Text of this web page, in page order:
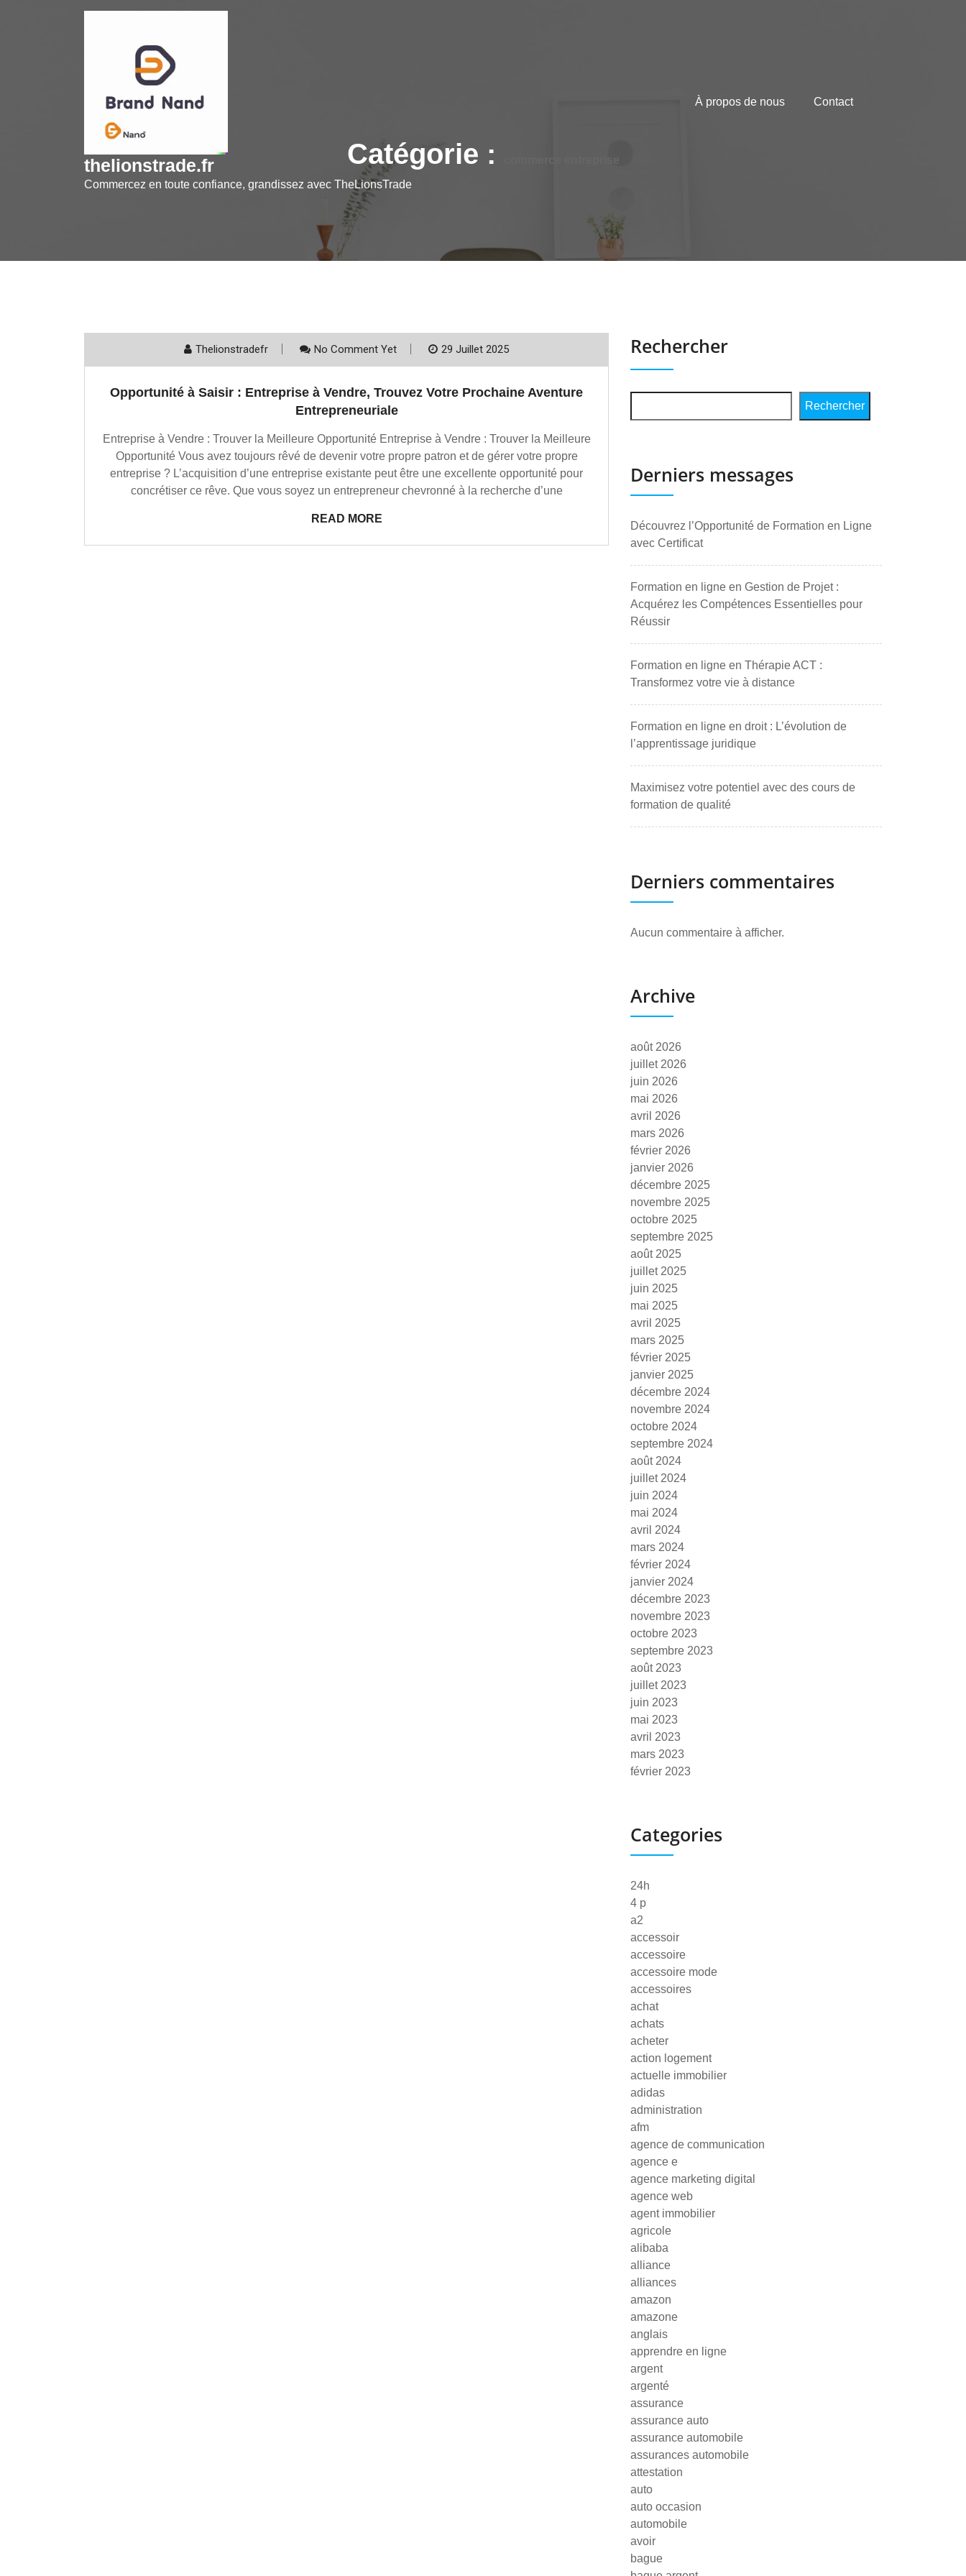
thelionstrade.fr
Commercez en toute confiance, grandissez avec TheLionsTrade
À propos de nous Contact
Catégorie :
Thelionstradefr No Comment Yet 29 Juillet 2025
Opportunité à Saisir : Entreprise à Vendre, Trouvez Votre Prochaine Aventure
Entrepreneuriale
Entreprise à Vendre : Trouver la Meilleure Opportunité Entreprise à Vendre : Trouver la Meilleure
Opportunité Vous avez toujours rêvé de devenir votre propre patron et de gérer votre propre
entreprise ? L’acquisition d’une entreprise existante peut être une excellente opportunité pour
concrétiser ce rêve. Que vous soyez un entrepreneur chevronné à la recherche d’une
READ MORE
Rechercher
Rechercher
Derniers messages
Découvrez l’Opportunité de Formation en Ligne
avec Certificat
Formation en ligne en Gestion de Projet :
Acquérez les Compétences Essentielles pour
Réussir
Formation en ligne en Thérapie ACT :
Transformez votre vie à distance
Formation en ligne en droit : L’évolution de
l’apprentissage juridique
Maximisez votre potentiel avec des cours de
formation de qualité
Derniers commentaires
Aucun commentaire à afficher.
Archive
août 2026
juillet 2026
juin 2026
mai 2026
avril 2026
mars 2026
février 2026
janvier 2026
décembre 2025
novembre 2025
octobre 2025
septembre 2025
août 2025
juillet 2025
juin 2025
mai 2025
avril 2025
mars 2025
février 2025
janvier 2025
décembre 2024
novembre 2024
octobre 2024
septembre 2024
août 2024
juillet 2024
juin 2024
mai 2024
avril 2024
mars 2024
février 2024
janvier 2024
décembre 2023
novembre 2023
octobre 2023
septembre 2023
août 2023
juillet 2023
juin 2023
mai 2023
avril 2023
mars 2023
février 2023
Categories
24h
4 p
a2
accessoir
accessoire
accessoire mode
accessoires
achat
achats
acheter
action logement
actuelle immobilier
adidas
administration
afm
agence de communication
agence e
agence marketing digital
agence web
agent immobilier
agricole
alibaba
alliance
alliances
amazon
amazone
anglais
apprendre en ligne
argent
argenté
assurance
assurance auto
assurance automobile
assurances automobile
attestation
auto
auto occasion
automobile
avoir
bague